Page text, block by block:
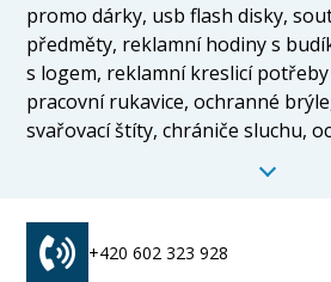
promo dárky, usb flash disky,
předměty, reklamní hodiny s
s logem, reklamní kreslicí
pracovní rukavice, ochranné
svařovací štíty, chrániče sluchu,
obleky, montérky a montérkové
kabáty, zimní pracovní bundy
+420 602 323 928